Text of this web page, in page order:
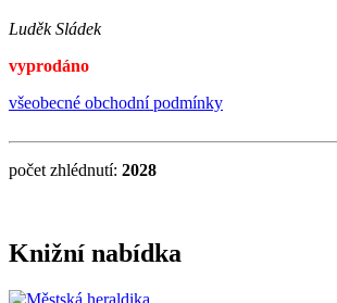
Luděk Sládek
vyprodáno
všeobecné obchodní podmínky
počet zhlédnutí: 2028
Knižní nabídka